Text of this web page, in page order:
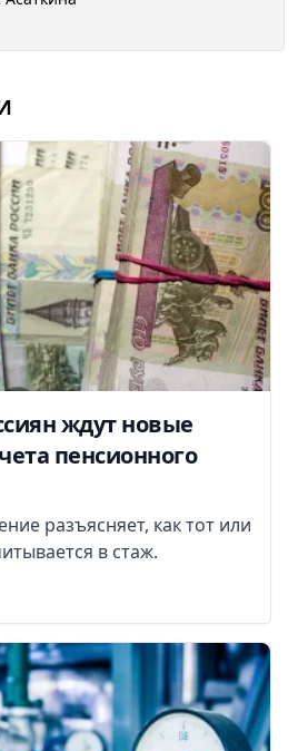
ждут новые
пенсионного
разъясняет, как тот или
в стаж.